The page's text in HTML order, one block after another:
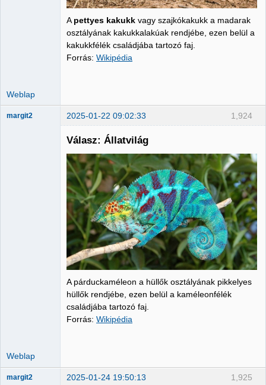
Apettyes kakukk vagy szajkókakukk a madarak
osztályának kakukkalakúak rendjébe, ezen belül a
kakukkfélék családjába tartozó faj.
Forrás: Wikipédia
Weblap
1,924
margit2 2025-01-22 09:02:33
Válasz: Állatvilág
A párduckaméleon a hüllők osztályának pikkelyes
hüllők rendjébe, ezen belül a kaméleonfélék
családjába tartozó faj.
Forrás: Wikipédia
Weblap
1,925
margit2 2025-01-24 19:50:13